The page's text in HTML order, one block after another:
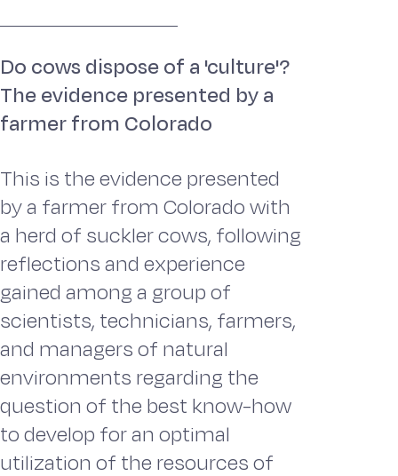
Do cows dispose of a 'culture'?
The evidence presented by a
farmer from Colorado
This is the evidence presented
by a farmer from Colorado with
a herd of suckler cows, following
reflections and experience
gained among a group of
scientists, technicians, farmers,
and managers of natural
environments regarding the
question of the best know-how
to develop for an optimal
utilization of the resources of